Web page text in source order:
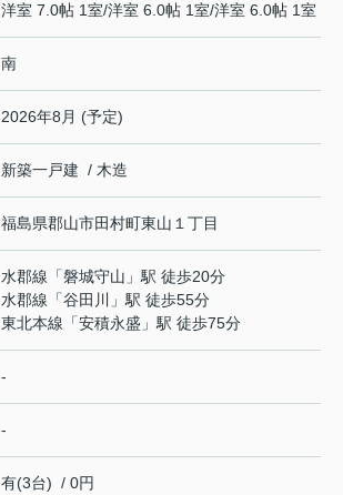
洋室 7.0帖 1室/洋室 6.0帖 1室/洋室 6.0帖 1室
南
2026年8月 (予定)
新築一戸建 / 木造
福島県郡山市田村町東山 １丁目
水郡線 「磐城守山 」駅 徒歩20分
水郡線 「谷田川
」駅 徒歩55分
東北本線 「安積永盛 」駅 徒歩75分
-
-
有(3台) / 0円